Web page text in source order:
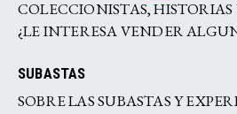
COLECCIONISTAS,
¿LE INTERESA VENDER
SUBASTAS
SOBRE LAS SUBASTAS Y